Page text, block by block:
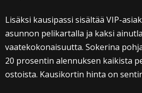
Lisäksi kausipassi sisältää VIP-
asunnon pelikartalla ja kaksi
vaatekokonaisuutta. Sokerina
20 prosentin alennuksen kaikista
ostoista. Kausikortin hinta on